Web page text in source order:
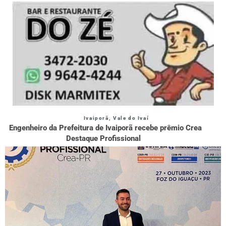
Ivaiporã Vale do Ivaí
Engenheiro da Prefeitura de Ivaiporã recebe prêmio Crea
Destaque Profissional